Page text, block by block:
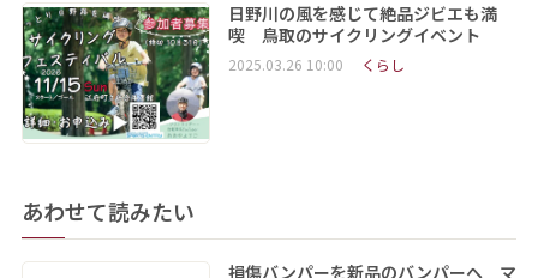
日野川の風を感じて絶品ジビエも満
喫 鳥取のサイクリングイベント
2025.03.26 10:00 くらし
あわせて読みたい
損傷バンパーを新品のバンパーへ マ